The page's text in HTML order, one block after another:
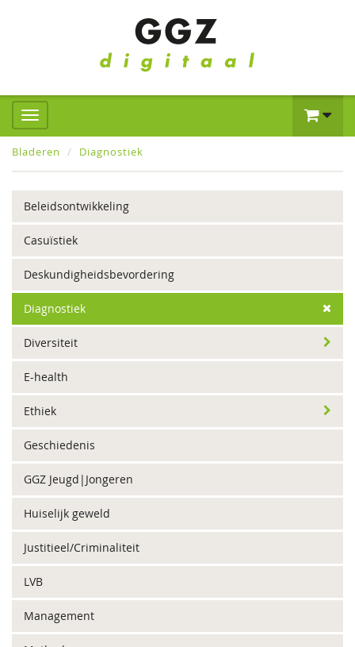
Bladeren Diagnostiek
Beleidsontwikkeling
Casuïstiek
Deskundigheidsbevordering
Diagnostiek
Diversiteit
E-health
Ethiek
Geschiedenis
GGZ Jeugd|Jongeren
Huiselijk geweld
Justitieel/Criminaliteit
LVB
Management